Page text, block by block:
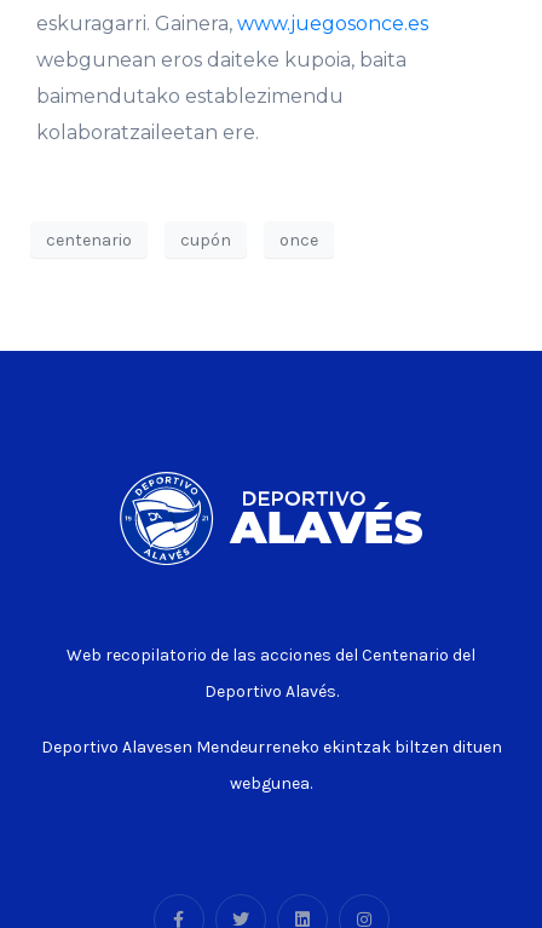
eskuragarri. Gainera, www.juegosonce.es
webgunean eros daiteke kupoia, baita
baimendutako establezimendu
kolaboratzaileetan ere.
centenario cupón once
Web recopilatorio de las acciones del Centenario del
Deportivo Alavés.
Deportivo Alavesen Mendeurreneko ekintzak biltzen dituen
webgunea.